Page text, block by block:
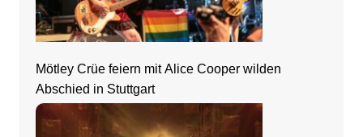
Mötley Crüe feiern mit Alice Cooper wilden
Abschied in Stuttgart